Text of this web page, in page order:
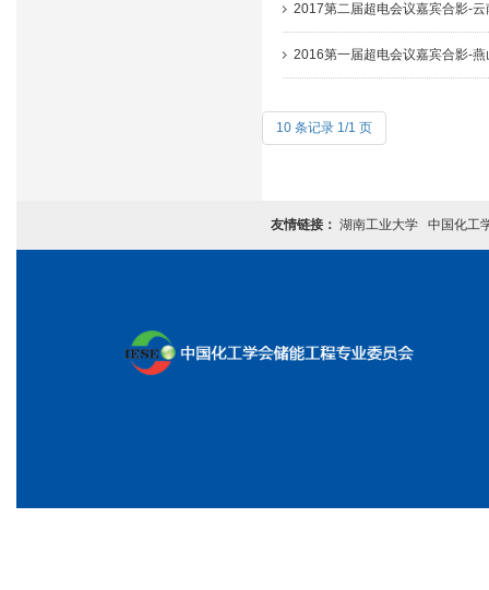
2017第二届超电会议嘉宾合影-云
2016第一届超电会议嘉宾合影-燕
10 条记录 1/1 页
友情链接： 湖南工业大学 中国化工